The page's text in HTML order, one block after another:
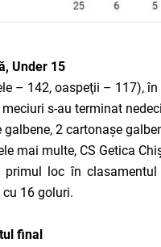
Under 15
– 142, oaspeţii – 117), în
s-au terminat
2 cartonașe
mai multe, CS Getica
loc în clasamentul
cu 16 goluri.
final